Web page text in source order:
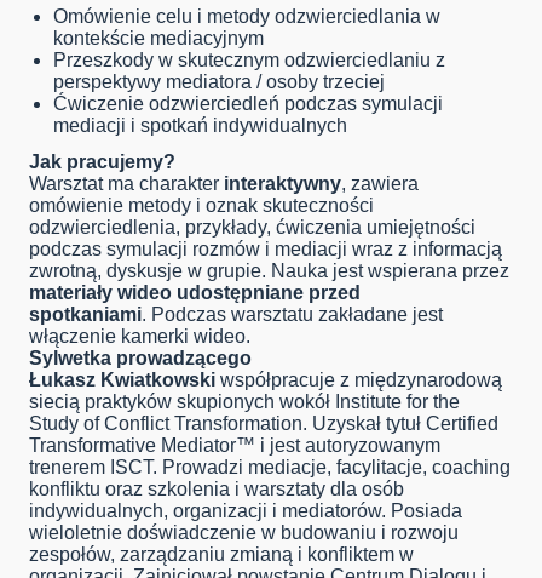
Omówienie celu i metody odzwierciedlania w
kontekście mediacyjnym
Przeszkody w skutecznym odzwierciedlaniu z
perspektywy mediatora / osoby trzeciej
Ćwiczenie odzwierciedleń podczas symulacji
mediacji i spotkań indywidualnych
Jak pracujemy?
Warsztat ma charakter interaktywny, zawiera
omówienie metody i oznak skuteczności
odzwierciedlenia, przykłady, ćwiczenia umiejętności
podczas symulacji rozmów i mediacji wraz z informacją
zwrotną, dyskusje w grupie. Nauka jest wspierana przez
materiały wideo udostępniane przed
spotkaniami. Podczas warsztatu zakładane jest
włączenie kamerki wideo.
Sylwetka prowadzącego
Łukasz Kwiatkowski współpracuje z międzynarodową
siecią praktyków skupionych wokół Institute for the
Study of Conflict Transformation. Uzyskał tytuł Certified
Transformative Mediator™ i jest autoryzowanym
trenerem ISCT. Prowadzi mediacje, facylitacje, coaching
konfliktu oraz szkolenia i warsztaty dla osób
indywidualnych, organizacji i mediatorów. Posiada
wieloletnie doświadczenie w budowaniu i rozwoju
zespołów, zarządzaniu zmianą i konfliktem w